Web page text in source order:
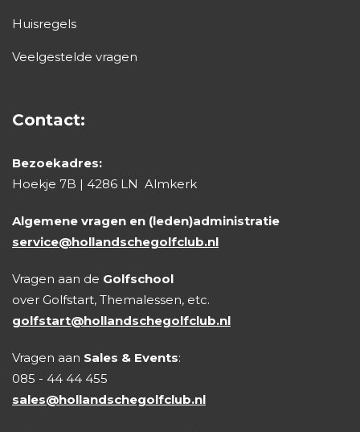
Huisregels
Veelgestelde vragen
Contact:
Bezoekadres:
Hoekje 7B | 4286 LN Almkerk
Algemene vragen en (leden)administratie
service@hollandschegolfclub.nl
Vragen aan de Golfschool
over Golfstart, Themalessen, etc.
golfstart@hollandschegolfclub.nl
Vragen aan Sales & Events:
085 - 44 44 455
sales@hollandschegolfclub.nl